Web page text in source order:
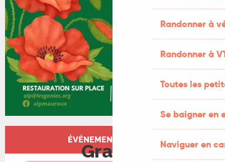
Randonner à
Randonner à
Toutes les
Se baigner en
Naviguer en
Ouverture et coordonnées
ÉVÉNEMENT TERMINÉ
Gratuit